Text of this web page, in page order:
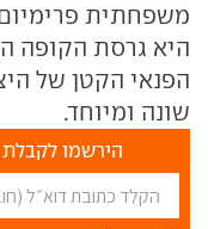
שונה ומיוחד.
הירשמו לקבלת